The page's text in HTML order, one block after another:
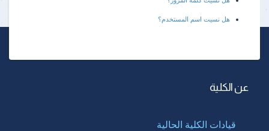
هل نسيت اسم المستخدم؟
عن الكلية
قيادات الكلية الحالية